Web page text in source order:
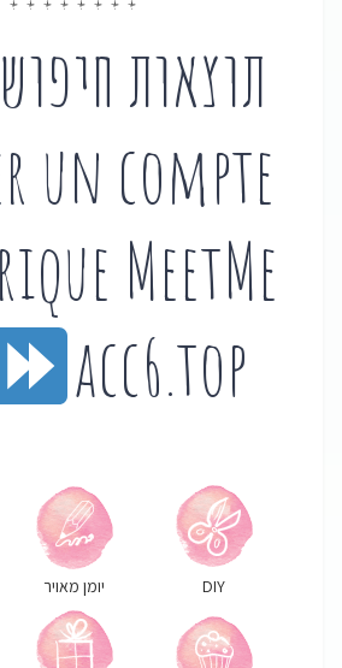
תוצאות
un compte
MeetMe
acc6.top
DIY יומן מאויר